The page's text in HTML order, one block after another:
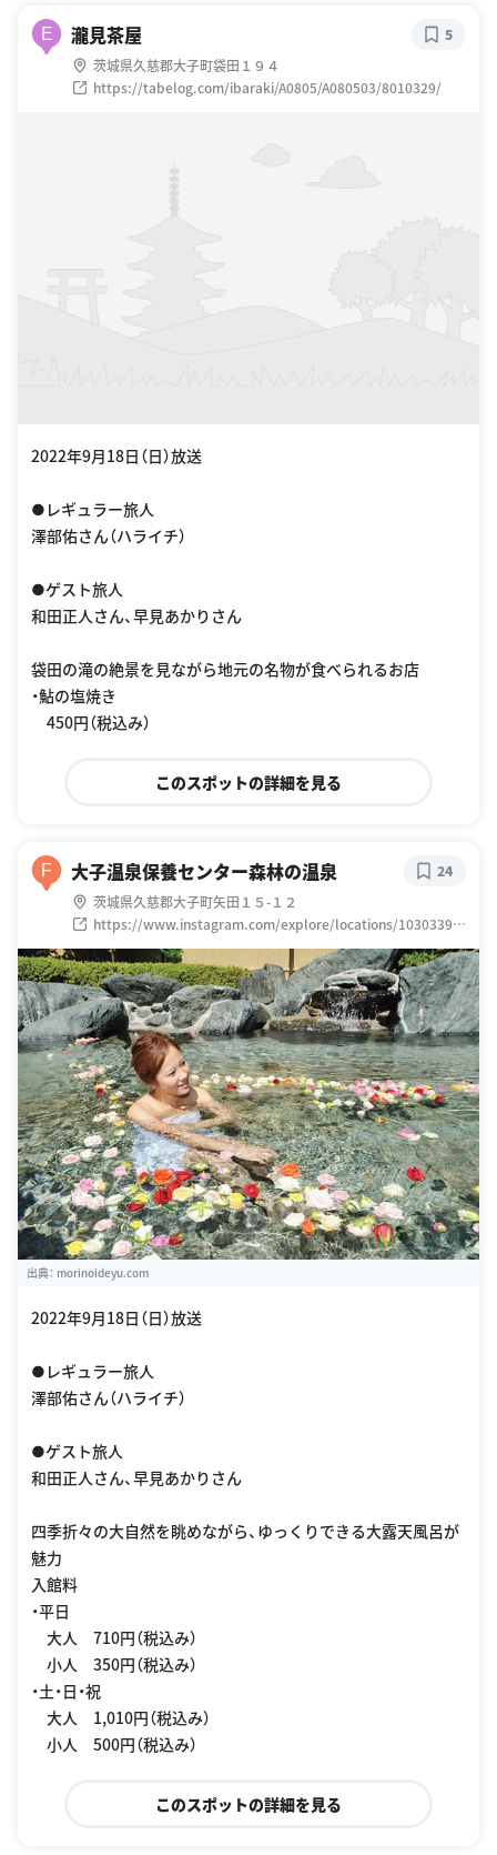
E 瀧見茶屋
茨城県久慈郡大子町袋田１９４
https://tabelog.com/ibaraki/A0805/A080503/8010329/
5
2022年9月18日（日）放送
●レギュラー旅人
澤部佑さん（ハライチ）
●ゲスト旅人
和田正人さん、早見あかりさん
袋田の滝の絶景を見ながら地元の名物が食べられるお店
・鮎の塩焼き
450円（税込み）
このスポットの詳細を見る
F 大子温泉保養センター森林の温泉
茨城県久慈郡大子町矢田１５-１２
https://www.instagram.com/explore/locations/10303395
89
24
出典： morinoideyu.com
2022年9月18日（日）放送
●レギュラー旅人
澤部佑さん（ハライチ）
●ゲスト旅人
和田正人さん、早見あかりさん
四季折々の大自然を眺めながら、ゆっくりできる大露天風呂が
魅力
入館料
・平日
大人 710円（税込み）
小人 350円（税込み）
・土・日・祝
大人 1,010円（税込み）
小人 500円（税込み）
このスポットの詳細を見る